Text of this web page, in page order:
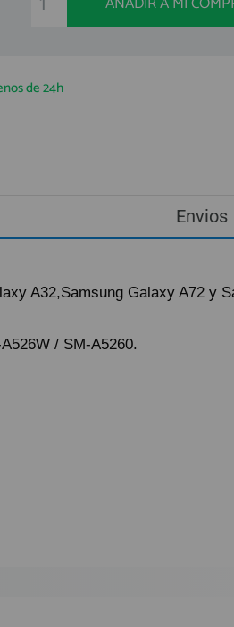
de 24h
Envios
A32,Samsung Galaxy A72 y
/ SM-A5260.